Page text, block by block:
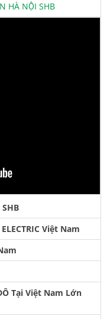
HÀ NỘI SHB
Việt Nam
Tại Việt Nam Lớn